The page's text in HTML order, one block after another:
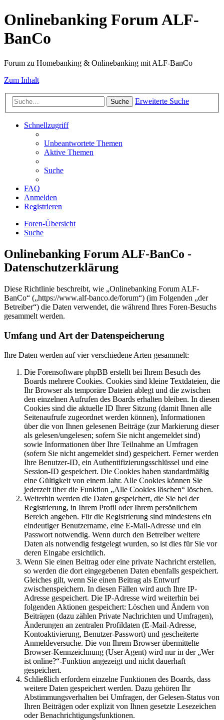
Onlinebanking Forum ALF-
BanCo
Forum zu Homebanking & Onlinebanking mit ALF-BanCo
Zum Inhalt
Suche Erweiterte Suche
Schnellzugriff
Unbeantwortete Themen
Aktive Themen
Suche
FAQ
Anmelden
Registrieren
Foren-Übersicht
Suche
Onlinebanking Forum ALF-BanCo -
Datenschutzerklärung
Diese Richtlinie beschreibt, wie „Onlinebanking Forum ALF-
BanCo“ („https://www.alf-banco.de/forum“) (im Folgenden „der
Betreiber“) die Daten verwendet, die während Ihres Foren-Besuchs
gesammelt werden.
Umfang und Art der Datenspeicherung
Ihre Daten werden auf vier verschiedene Arten gesammelt:
Die Forensoftware phpBB erstellt bei Ihrem Besuch des
Boards mehrere Cookies. Cookies sind kleine Textdateien, die
Ihr Browser als temporäre Dateien ablegt und die zwischen
den einzelnen Aufrufen des Boards erhalten bleiben. In diesen
Cookies sind die aktuelle ID Ihrer Sitzung (damit Ihnen alle
Seitenaufrufe zugeordnet werden können), Informationen
über die von Ihnen gelesenen Beiträge (zur Markierung dieser
als gelesen/ungelesen; sofern Sie nicht angemeldet sind)
sowie Informationen über Ihre Teilnahme an Umfragen
(sofern Sie nicht angemeldet sind) gespeichert. Ferner werden
Ihre Benutzer-ID, ein Authentifizierungsschlüssel und eine
Session-ID gespeichert. Die Cookies haben standardmäßig
eine Gültigkeit von einem Jahr. Alle Cookies können Sie
jederzeit über die Funktion „Alle Cookies löschen“ löschen.
Weiterhin werden die Daten gespeichert, die Sie bei der
Registrierung, in Ihrem Profil oder Ihrem persönlichem
Bereich angeben. Für die Registrierung sind mindestens ein
eindeutiger Benutzername, eine E-Mail-Adresse und ein
Passwort notwendig. Wenn durch den Betreiber weitere
Daten als notwendig festgelegt wurden, so ist dies für Sie vor
deren Eingabe ersichtlich.
Wenn Sie einen Beitrag oder eine private Nachricht erstellen,
so werden die dort eingegebenen Daten ebenfalls gespeichert.
Gleiches gilt, wenn Sie einen Beitrag als Entwurf
zwischenspeichern. In diesen Fällen wird auch Ihre IP-
Adresse gespeichert. Die IP-Adresse wird weiterhin bei
folgenden Aktionen gespeichert: Löschen und Ändern von
Beiträgen (dazu zählen Private Nachrichten und Umfragen),
Änderungen an zentralen Profildaten (E-Mail-Adresse,
Kontoaktivierung, Benutzer-Passwort) und gescheiterte
Anmeldeversuche. Die von Ihrem Browser übermittelte
Browser-Kennzeichnung (User Agent) wird nur in der „Wer
ist online?“-Funktion angezeigt und nicht dauerhaft
gespeichert.
Schließlich erfordern einzelne Funktionen des Boards, dass
weitere Daten gespeichert werden. Dazu gehören Ihr
Abstimmungsverhalten bei Umfragen, der Gelesen-Status von
Ihren Beiträgen oder explizit von Ihnen gesetzte Lesezeichen
oder Benachrichtigungsfunktionen.